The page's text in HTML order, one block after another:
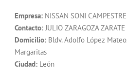
Empresa: NISSAN SONI CAMPESTRE
Contacto:JULIO ZARAGOZA ZARATE
Domicilio: Bldv. Adolfo López
Margaritas
Ciudad: León